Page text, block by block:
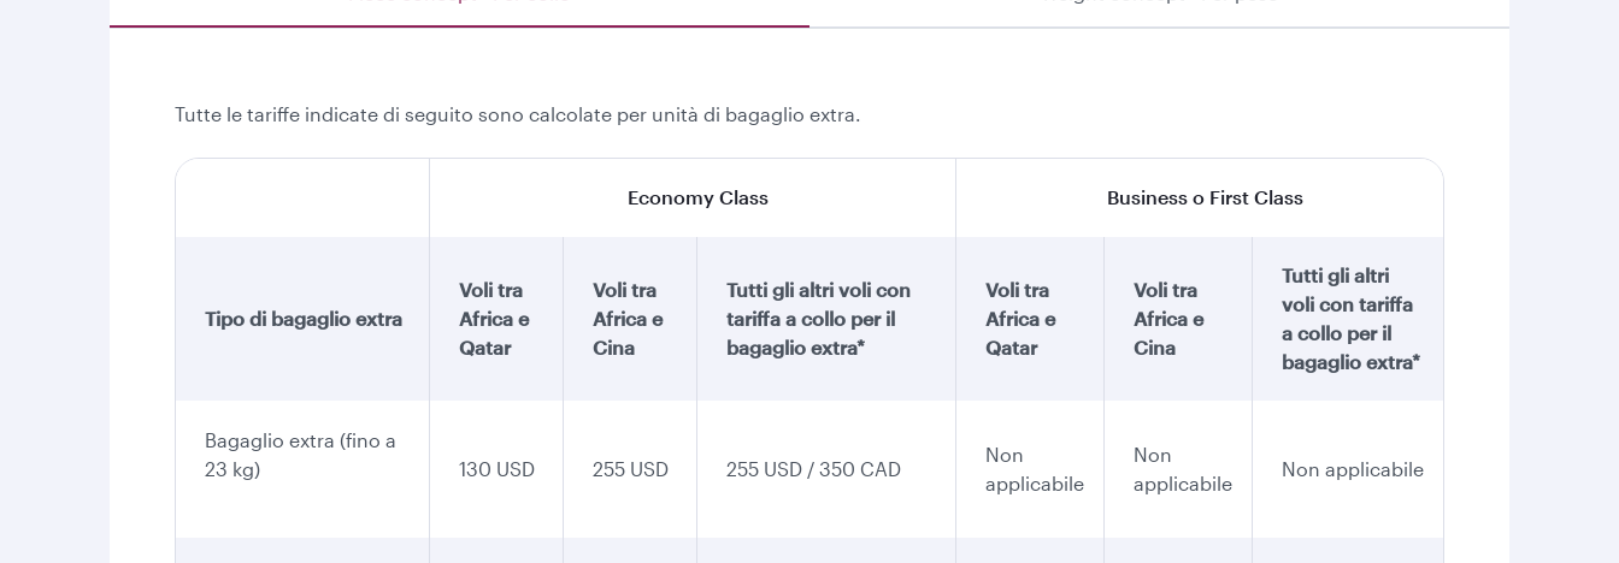
Tutte le tariffe indicate di seguito sono calcolate per unità di bagaglio extra.
Economy Class Business o First Class
Tipo di bagaglio extra
Voli tra
Africa e
Qatar
Voli tra
Africa e
Cina
Tutti gli altri voli con
tariffa a collo per il
bagaglio extra*
Voli tra
Africa e
Qatar
Voli tra
Africa e
Cina
Tutti gli altri
voli con tariffa
a collo per il
bagaglio extra*
Bagaglio extra (fino a
23 kg)
130 USD 255 USD 255 USD / 350 CAD
Non
applicabile
Non
applicabile
Non applicabile